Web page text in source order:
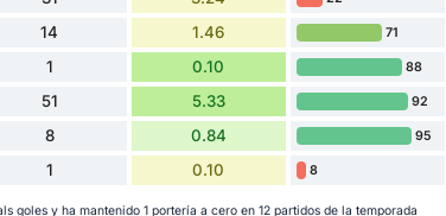
14 1.46 71
1 0.10 88
51 5.33 92
8 0.84 95
1 0.10 8
goles y ha mantenido 1 portería a cero en 12 partidos de la temporada